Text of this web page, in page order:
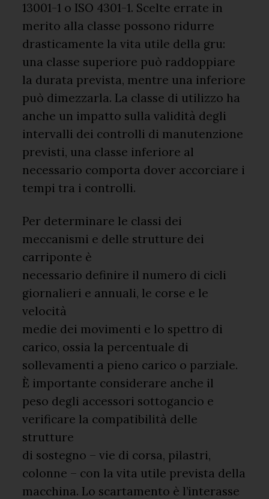
13001-1 o ISO 4301-1. Scelte errate in
merito alla classe possono ridurre
drasticamente la vita utile della gru:
una classe superiore può raddoppiare
la durata prevista, mentre una inferiore
può dimezzarla. La classe di utilizzo ha
anche un impatto sulla validità degli
intervalli dei controlli di manutenzione
previsti, una classe inferiore al
necessario comporta dover accorciare i
tempi tra i controlli.
Per determinare le classi dei
meccanismi e delle strutture dei
carriponte è
necessario definire il numero di cicli
giornalieri e annuali, le corse e le
velocità
medie dei movimenti e lo spettro di
carico, ossia la percentuale di
sollevamenti a pieno carico o parziale.
È importante considerare anche il
peso degli accessori sottogancio e
verificare la compatibilità delle
strutture
di sostegno – vie di corsa, pilastri,
colonne – con la vita utile prevista della
macchina. Lo scartamento è l’interasse